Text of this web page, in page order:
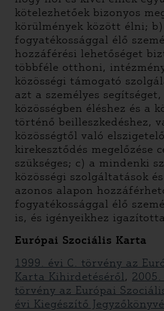
kötelezhetőek bizonyos
körülmények között élni;
fogyatékossággal élő
hozzáférési lehetőséget
többféle otthoni,
közösségi támogató
azt a személyes
közösségben éléshez és a
történő beilleszkedéshez,
közösségtől való
kirekesztődés megelőzése
szükséges; c) a mindenki
közösségi szolgáltatások
azonos alapon
fogyatékossággal élő
is, és igényeikhez
Európai Szociális Karta
1999. évi C. törvény az
Karta Kihirdetéséről, 2005.
törvény az Európai
évi Kiegészítő